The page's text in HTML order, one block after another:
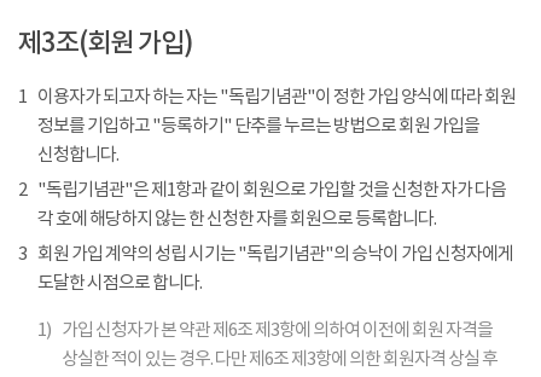
제3조(회원 가입)
1 이용자가 되고자 하는 자는 "독립기념관"이 정한 가입 양식에 따라 회원
정보를 기입하고 "등록하기" 단추를 누르는 방법으로 회원 가입을
신청합니다.
2 "독립기념관"은 제1항과 같이 회원으로 가입할 것을 신청한 자가 다음
각 호에 해당하지 않는 한 신청한 자를 회원으로 등록합니다.
3 회원 가입 계약의 성립 시기는 "독립기념관"의 승낙이 가입 신청자에게
도달한 시점으로 합니다.
1) 가입 신청자가 본 약관 제6조 제3항에 의하여 이전에 회원 자격을
상실한 적이 있는 경우. 다만 제6조 제3항에 의한 회원자격 상실 후